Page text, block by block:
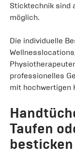
Sticktechnik sind
möglich.
Die individuelle
professionelles
mit hochwertigen
Taufen
besticken